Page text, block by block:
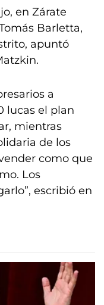
en Zárate
Barletta,
apuntó
a
lucas el plan
mientras
de los
como que
Los
escribió en